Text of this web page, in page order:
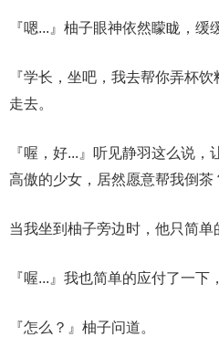
『嗯...』柚子眼神依然矇眬，
『学长，坐吧，我去帮你弄杯
走去。
『喔，好...』听见静羽这么说
高傲的少女，居然愿意帮我倒茶
当我坐到柚子旁边时，他只简单
『喔...』我也简单的应付了一下
『怎么？』柚子问道。